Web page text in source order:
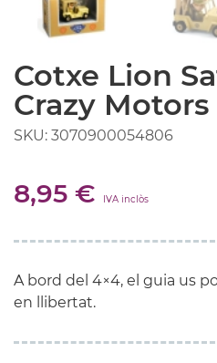
Cotxe Lion
Crazy Motors
SKU: 3070900054806
8,95 € IVA inclòs
A bord del 4×4, el guia us
en llibertat.